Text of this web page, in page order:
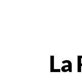
La